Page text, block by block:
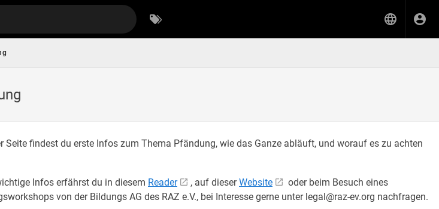
Seite findest du erste Infos zum Thema Pfändung, wie das Ganze abläuft, und worauf es zu achten
Infos erfährst du in diesem Reader , auf dieserWebsite
oder beim Besuch eines
von der Bildungs AG des RAZ e.V., bei Interesse gerne unter legal@raz-ev.org nachfragen.